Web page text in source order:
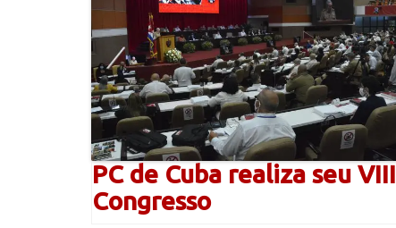
PC de Cuba realiza seu VIII
Congresso